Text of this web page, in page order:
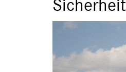
Sicherheit